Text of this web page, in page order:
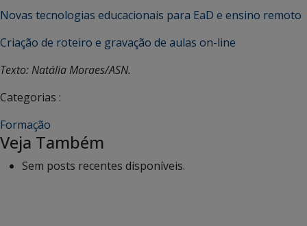
Novas tecnologias educacionais para EaD e ensino remoto
Criação de roteiro e gravação de aulas on-line
Texto: Natália Moraes/ASN.
Categorias :
Formação
Veja Também
Sem posts recentes disponíveis.